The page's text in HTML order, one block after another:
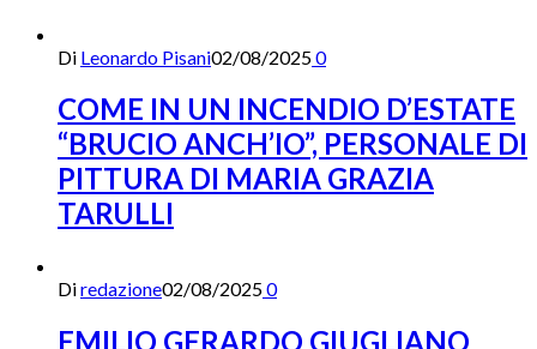
Di Leonardo Pisani02/08/20250
COME IN UN INCENDIO D’ESTATE
“BRUCIO ANCH’IO”, PERSONALE DI
PITTURA DI MARIA GRAZIA
TARULLI
Diredazione02/08/20250
EMILIO GERARDO GIUGLIANO